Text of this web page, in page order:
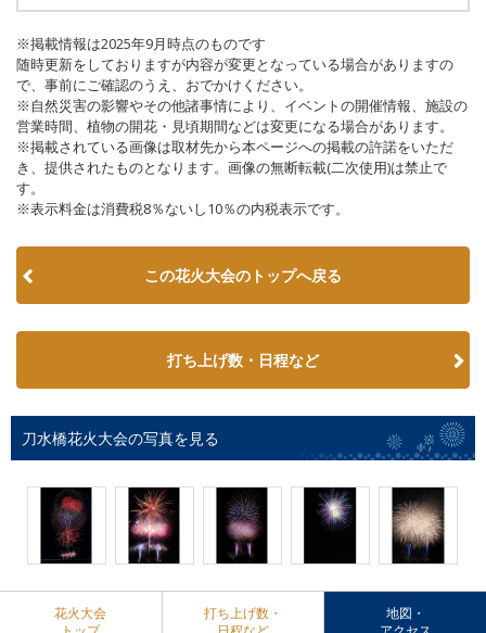
※掲載情報は2025年9月時点のものです
随時更新をしておりますが内容が変更となっている場合がありますの
で、事前にご確認のうえ、おでかけください。
※自然災害の影響やその他諸事情により、イベントの開催情報、施設の
営業時間、植物の開花・見頃期間などは変更になる場合があります。
※掲載されている画像は取材先から本ページへの掲載の許諾をいただ
き、提供されたものとなります。画像の無断転載(二次使用)は禁止で
す。
※表示料金は消費税8％ないし10％の内税表示です。
この花火大会のトップへ戻る
打ち上げ数・日程など
刀水橋花火大会の写真を見る
花火大会
打ち上げ数・
地図・